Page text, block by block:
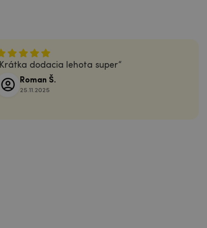
Krátka dodacia lehota super
Roman Š.
25.11.2025